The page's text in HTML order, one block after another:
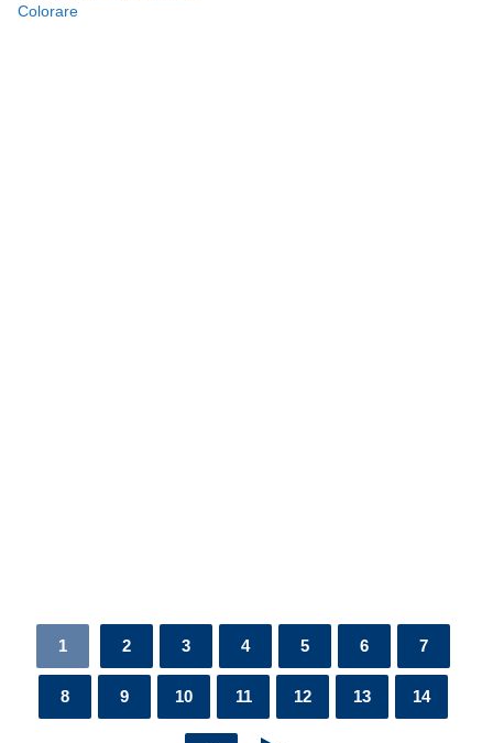
Colorare
1 2 3 4 5 6 7
8 9 10 11 12 13 14